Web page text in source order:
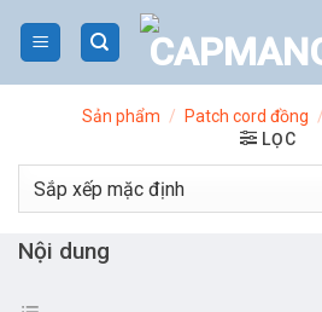
Sản phẩm / Patch cord đồng /
LỌC
Nội dung